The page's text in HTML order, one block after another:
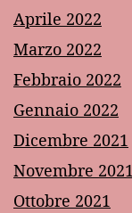
Aprile 2022
Marzo 2022
Febbraio 2022
Gennaio 2022
Dicembre 2021
Novembre 2021
Ottobre 2021